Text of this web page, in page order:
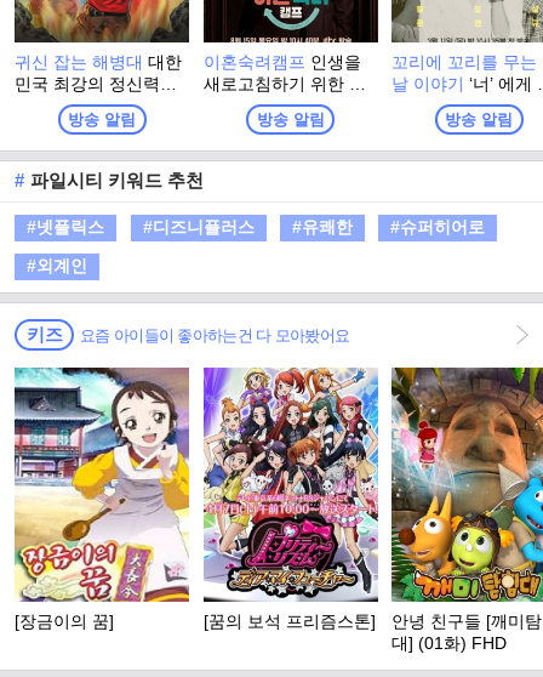
귀신 잡는 해병대대한
민국 최강의 정신력을
자부하는 해병대 출신
들이 모여, 이번엔 진짜
귀신을 잡으러 심령 스
폿으로 떠난다! 실제 무
속인들이 경험한 기이
한 사건과 금기, 그리고
사람들 사이에 떠도는
괴담을 눈앞에서 확인
하는 한여름 납량 오컬
트 수색 버라이어티!
방송 알림
이혼숙려캠프 인생을
새로고침하기 위한 부
부들의 이야기 <이혼숙
려캠프>방송 알림
꼬리에 꼬리를 무는
날 이야기‘너’ 에게
들려주고 싶어! 친
배우자, 동료... 세
'이야기꾼'이 스스로
가까운 지인)에게,
일상적인 공간에서
방송 알림
# 파일시티 키워드 추천
#넷플릭스 #디즈니플러스 #유쾌한
#슈퍼히어로
#외계인
키즈 요즘 아이들이 좋아하는건 다 모아봤어요
[장금이의 꿈] [꿈의 보석 프리즘스톤]
안녕 친구들 [깨미
대] (01화) FHD